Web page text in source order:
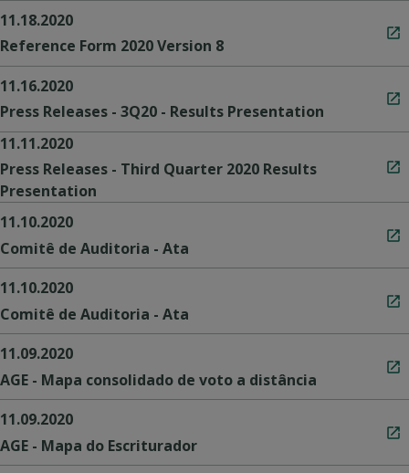
11.18.2020
Reference Form 2020 Version 8
11.16.2020
Press Releases - 3Q20 - Results Presentation
11.11.2020
Press Releases - Third Quarter 2020 Results
Presentation
11.10.2020
Comitê de Auditoria - Ata
11.10.2020
Comitê de Auditoria - Ata
11.09.2020
AGE - Mapa consolidado de voto a distância
11.09.2020
AGE - Mapa do Escriturador